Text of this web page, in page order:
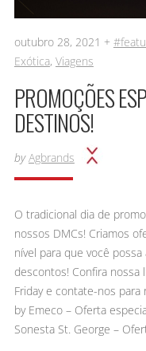
outubro 28, 2021 +
Exótica, Viagens
PROMOÇÕES
DESTINOS!
by Agbrands
O tradicional dia de
nossos DMCs! Criamos
nível para que você
descontos! Confira nossa
Friday e contate-nos
by Emeco – Oferta
Sonesta St. George –